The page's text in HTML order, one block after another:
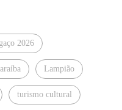
2026
Lampião
turismo cultural